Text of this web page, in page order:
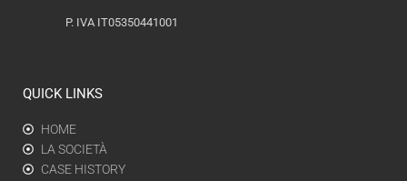
P. IVA IT05350441001
QUICK LINKS
HOME
LA SOCIETÀ
CASE HISTORY